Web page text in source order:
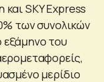
SKY Express
των συνολικών
του
μερίδιο